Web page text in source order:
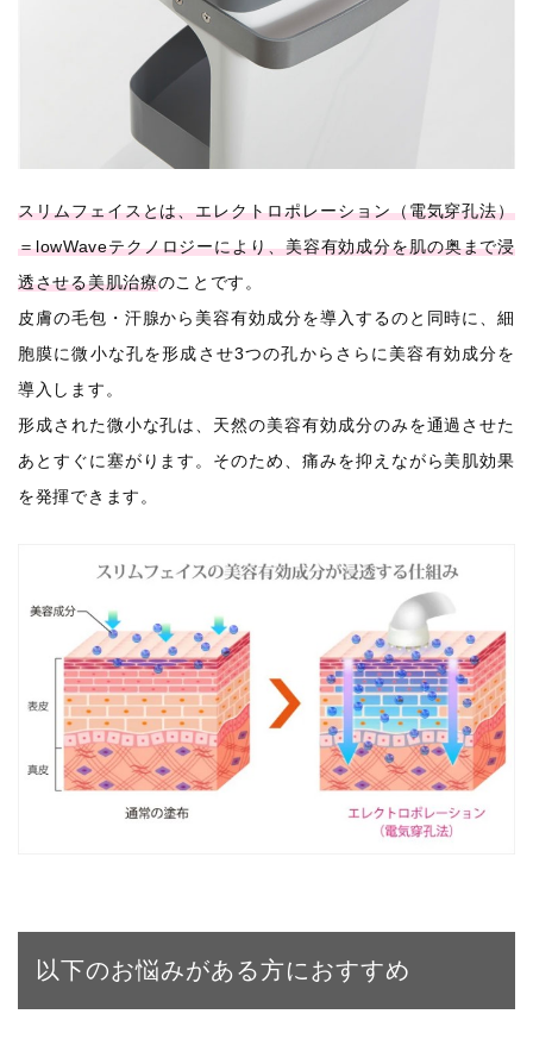
スリムフェイスとは、エレクトロポレーション（電気穿孔法）
＝lowWaveテクノロジーにより、美容有効成分を肌の奥まで浸
透させる美肌治療のことです。
皮膚の毛包・汗腺から美容有効成分を導入するのと同時に、細
胞膜に微小な孔を形成させ3つの孔からさらに美容有効成分を
導入します。
形成された微小な孔は、天然の美容有効成分のみを通過させた
あとすぐに塞がります。そのため、痛みを抑えながら美肌効果
を発揮できます。
以下のお悩みがある方におすすめ